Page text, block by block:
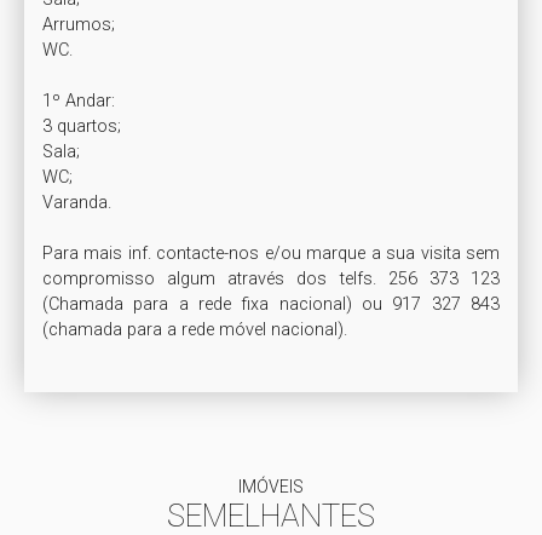
Arrumos;
WC.
1º Andar:
3 quartos;
Sala;
WC;
Varanda.
Para mais inf. contacte-nos e/ou marque a sua visita sem
compromisso algum através dos telfs. 256 373 123
(Chamada para a rede fixa nacional) ou 917 327 843
IMÓVEIS
SEMELHANTES